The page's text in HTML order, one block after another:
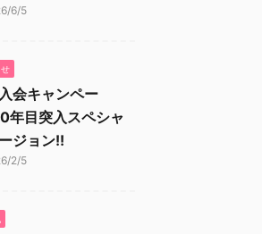
6/5
会キャンペー
年目突入スペシャ
ジョン!!
2/5